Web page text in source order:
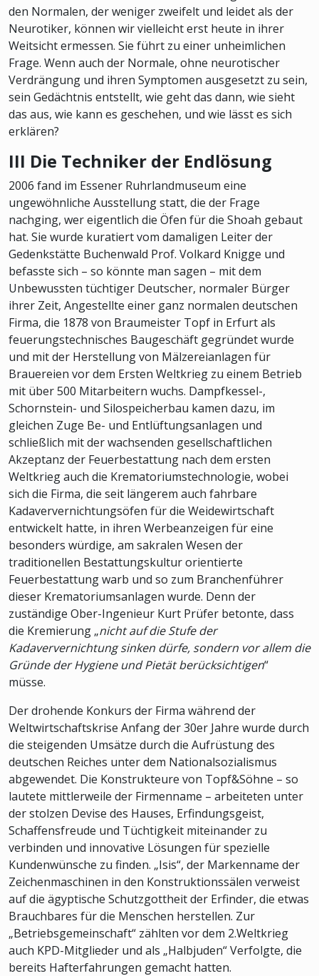
den Normalen, der weniger zweifelt und leidet als der
Neurotiker, können wir vielleicht erst heute in ihrer
Weitsicht ermessen. Sie führt zu einer unheimlichen
Frage. Wenn auch der Normale, ohne neurotischer
Verdrängung und ihren Symptomen ausgesetzt zu sein,
sein Gedächtnis entstellt, wie geht das dann, wie sieht
das aus, wie kann es geschehen, und wie lässt es sich
erklären?
III Die Techniker der Endlösung
2006 fand im Essener Ruhrlandmuseum eine
ungewöhnliche Ausstellung statt, die der Frage
nachging, wer eigentlich die Öfen für die Shoah gebaut
hat. Sie wurde kuratiert vom damaligen Leiter der
Gedenkstätte Buchenwald Prof. Volkard Knigge und
befasste sich – so könnte man sagen – mit dem
Unbewussten tüchtiger Deutscher, normaler Bürger
ihrer Zeit, Angestellte einer ganz normalen deutschen
Firma, die 1878 von Braumeister Topf in Erfurt als
feuerungstechnisches Baugeschäft gegründet wurde
und mit der Herstellung von Mälzereianlagen für
Brauereien vor dem Ersten Weltkrieg zu einem Betrieb
mit über 500 Mitarbeitern wuchs. Dampfkessel-,
Schornstein- und Silospeicherbau kamen dazu, im
gleichen Zuge Be- und Entlüftungsanlagen und
schließlich mit der wachsenden gesellschaftlichen
Akzeptanz der Feuerbestattung nach dem ersten
Weltkrieg auch die Krematoriumstechnologie, wobei
sich die Firma, die seit längerem auch fahrbare
Kadaververnichtungsöfen für die Weidewirtschaft
entwickelt hatte, in ihren Werbeanzeigen für eine
besonders würdige, am sakralen Wesen der
traditionellen Bestattungskultur orientierte
Feuerbestattung warb und so zum Branchenführer
dieser Krematoriumsanlagen wurde. Denn der
zuständige Ober-Ingenieur Kurt Prüfer betonte, dass
die Kremierung „nicht auf die Stufe der
Kadaververnichtung sinken dürfe, sondern vor allem die
Gründe der Hygiene und Pietät berücksichtigen“
müsse.
Der drohende Konkurs der Firma während der
Weltwirtschaftskrise Anfang der 30er Jahre wurde durch
die steigenden Umsätze durch die Aufrüstung des
deutschen Reiches unter dem Nationalsozialismus
abgewendet. Die Konstrukteure von Topf&Söhne – so
lautete mittlerweile der Firmenname – arbeiteten unter
der stolzen Devise des Hauses, Erfindungsgeist,
Schaffensfreude und Tüchtigkeit miteinander zu
verbinden und innovative Lösungen für spezielle
Kundenwünsche zu finden. „Isis“, der Markenname der
Zeichenmaschinen in den Konstruktionssälen verweist
auf die ägyptische Schutzgottheit der Erfinder, die etwas
Brauchbares für die Menschen herstellen. Zur
„Betriebsgemeinschaft“ zählten vor dem 2.Weltkrieg
auch KPD-Mitglieder und als „Halbjuden“ Verfolgte, die
bereits Hafterfahrungen gemacht hatten.